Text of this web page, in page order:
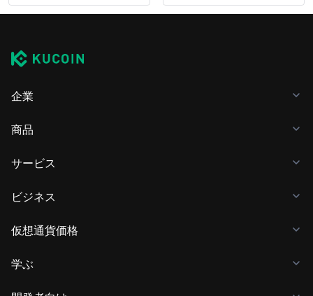
企業
商品
サービス
ビジネス
仮想通貨価格
学ぶ